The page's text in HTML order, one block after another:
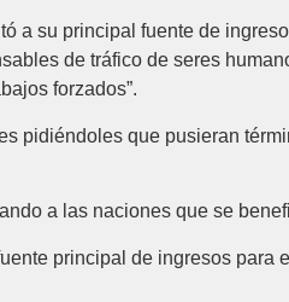
a su principal fuente de
de tráfico de seres
forzados”.
pidiéndoles que pusieran
a las naciones que se
principal de ingresos para